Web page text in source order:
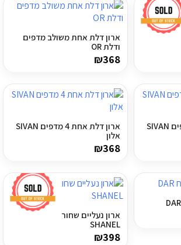
ריהוט למרפסת
עודפים
קטלוג צבעים
טיפים והמלצות
עבודות אחרונות
ארון דלת אחת 4 מדפים SIVAV
ארון דלת אחת משולב מדפים
ודלת OR
₪368
ארון דלת אחת 4 מדפים SIVAN
ארון דלת אחת 4 מדפים SIVAN
אלון
₪368
ארון נעליים שחור דמוי שיש –
SHANEL
₪398